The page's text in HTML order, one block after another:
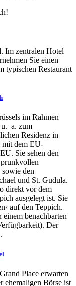
Im zentralen Hotel
Sie einen
typischen Restaurant
im Rahmen
u. a. zum
Residenz in
mit dem EU-
Sie sehen den
prunkvollen
sowie den
und St. Gudula.
direkt vor dem
ausgelegt ist. Sie
auf den Teppich.
benachbarten
Der
Place erwarten
ehemaligen Börse ist